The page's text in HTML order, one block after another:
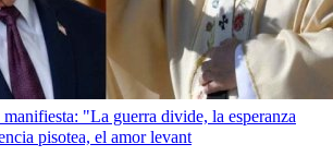
"La guerra divide, la esperanza
pisotea, el amor levant